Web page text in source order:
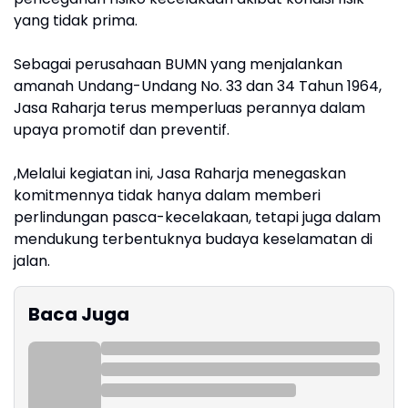
yang tidak prima.
Sebagai perusahaan BUMN yang menjalankan
amanah Undang-Undang No. 33 dan 34 Tahun 1964,
Jasa Raharja terus memperluas perannya dalam
upaya promotif dan preventif.
,Melalui kegiatan ini, Jasa Raharja menegaskan
komitmennya tidak hanya dalam memberi
perlindungan pasca-kecelakaan, tetapi juga dalam
mendukung terbentuknya budaya keselamatan di
jalan.
Baca Juga